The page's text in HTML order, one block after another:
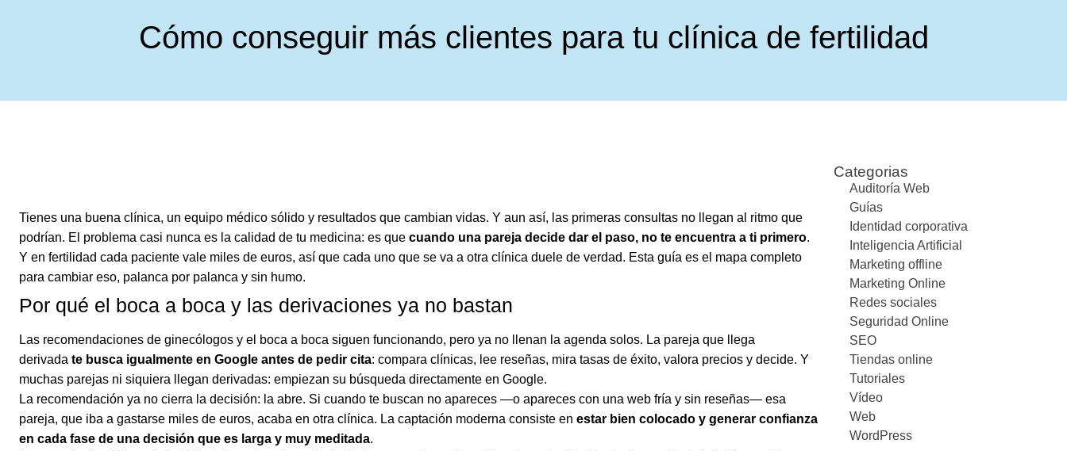
Cómo conseguir más clientes para tu clínica de fertilidad
Tienes una buena clínica, un equipo médico sólido y resultados que cambian vidas. Y aun así, las primeras consultas no llegan al ritmo que
podrían. El problema casi nunca es la calidad de tu medicina: es que cuando una pareja decide dar el paso, no te encuentra a ti primero.
Y en fertilidad cada paciente vale miles de euros, así que cada uno que se va a otra clínica duele de verdad. Esta guía es el mapa completo
para cambiar eso, palanca por palanca y sin humo.
Por qué el boca a boca y las derivaciones ya no bastan
Las recomendaciones de ginecólogos y el boca a boca siguen funcionando, pero ya no llenan la agenda solos. La pareja que llega
derivada te busca igualmente en Google antes de pedir cita: compara clínicas, lee reseñas, mira tasas de éxito, valora precios y decide. Y
muchas parejas ni siquiera llegan derivadas: empiezan su búsqueda directamente en Google.
La recomendación ya no cierra la decisión: la abre. Si cuando te buscan no apareces —o apareces con una web fría y sin reseñas— esa
pareja, que iba a gastarse miles de euros, acaba en otra clínica. La captación moderna consiste en estar bien colocado y generar confianza
en cada fase de una decisión que es larga y muy meditada.
Categorias
Auditoría Web
Guías
Identidad corporativa
Inteligencia Artificial
Marketing offline
Marketing Online
Redes sociales
Seguridad Online
SEO
Tiendas online
Tutoriales
Vídeo
Web
WordPress